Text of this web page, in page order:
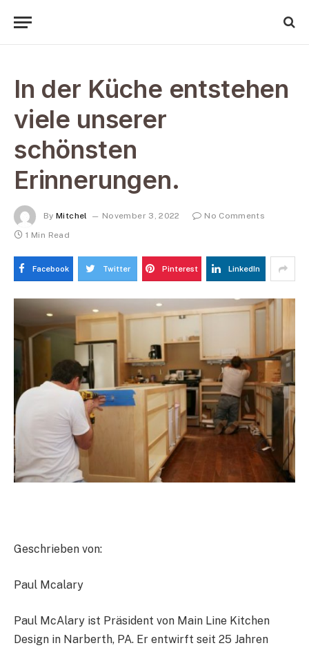
In der Küche entstehen
viele unserer
schönsten
Erinnerungen.
By Mitchel November 3, 2022
No Comments
1 Min Read
Facebook Twitter Pinterest LinkedIn
Geschrieben von:
Paul Mcalary
Paul McAlary ist Präsident von Main Line Kitchen
Design in Narberth, PA. Er entwirft seit 25 Jahren